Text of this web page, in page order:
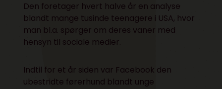
Den foretager hvert halve år en analyse
blandt mange tusinde teenagere i USA, hvor
man bl.a. spørger om deres vaner med
hensyn til sociale medier.
Indtil for et år siden var Facebook den
ubestridte førerhund blandt unge